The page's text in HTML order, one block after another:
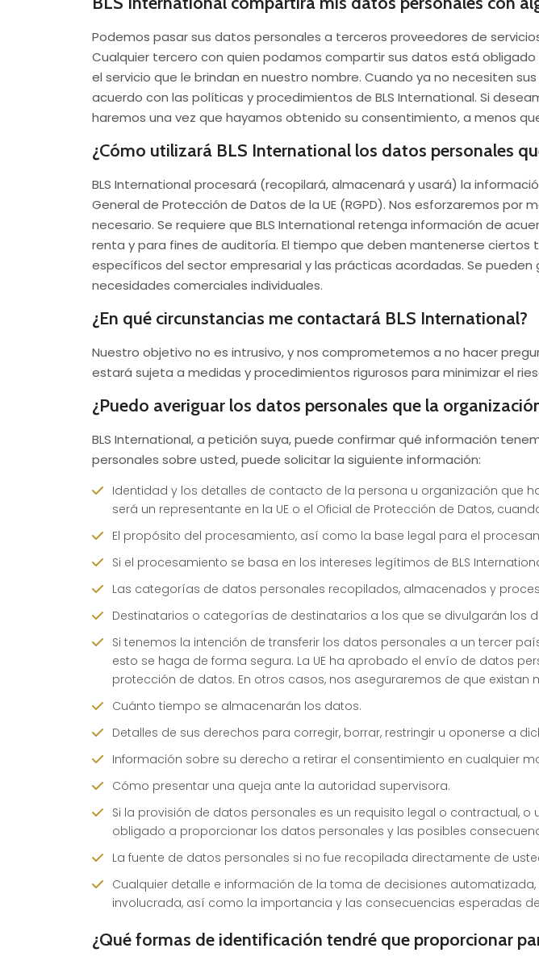
Podemos pasar sus datos personales a terceros proveedores de
Cualquier tercero con quien podamos compartir sus datos está
el servicio que le brindan en nuestro nombre. Cuando ya no necesiten
acuerdo con las políticas y procedimientos de BLS International. Si
haremos una vez que hayamos obtenido su consentimiento, a menos
¿Cómo utilizará BLS International los datos personales
BLS International procesará (recopilará, almacenará y usará) la
General de Protección de Datos de la UE (RGPD). Nos esforzaremos
necesario. Se requiere que BLS International retenga información de
renta y para fines de auditoría. El tiempo que deben mantenerse
específicos del sector empresarial y las prácticas acordadas. Se
necesidades comerciales individuales.
¿En qué circunstancias me contactará BLS International?
Nuestro objetivo no es intrusivo, y nos comprometemos a no hacer
estará sujeta a medidas y procedimientos rigurosos para minimizar el
¿Puedo averiguar los datos personales que la
BLS International, a petición suya, puede confirmar qué información
personales sobre usted, puede solicitar la siguiente información:
Identidad y los detalles de contacto de la persona u organización que
será un representante en la UE o el Oficial de Protección de Datos,
El propósito del procesamiento, así como la base legal para el
Si el procesamiento se basa en los intereses legítimos de BLS
Las categorías de datos personales recopilados, almacenados y
Destinatarios o categorías de destinatarios a los que se divulgarán los
Si tenemos la intención de transferir los datos personales a un tercer
esto se haga de forma segura. La UE ha aprobado el envío de datos
protección de datos. En otros casos, nos aseguraremos de que
Cuánto tiempo se almacenarán los datos.
Detalles de sus derechos para corregir, borrar, restringir u oponerse a
Información sobre su derecho a retirar el consentimiento en cualquier
Cómo presentar una queja ante la autoridad supervisora.
Si la provisión de datos personales es un requisito legal o contractual,
obligado a proporcionar los datos personales y las posibles
La fuente de datos personales si no fue recopilada directamente de
Cualquier detalle e información de la toma de decisiones
involucrada, así como la importancia y las consecuencias esperadas
¿Qué formas de identificación tendré que proporcionar